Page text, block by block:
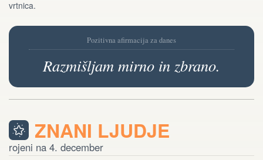
vrtnica.
Pozitivna afirmacija za danes
Razmišljam mirno in zbrano.
ZNANI LJUDJE
rojeni na 4. december